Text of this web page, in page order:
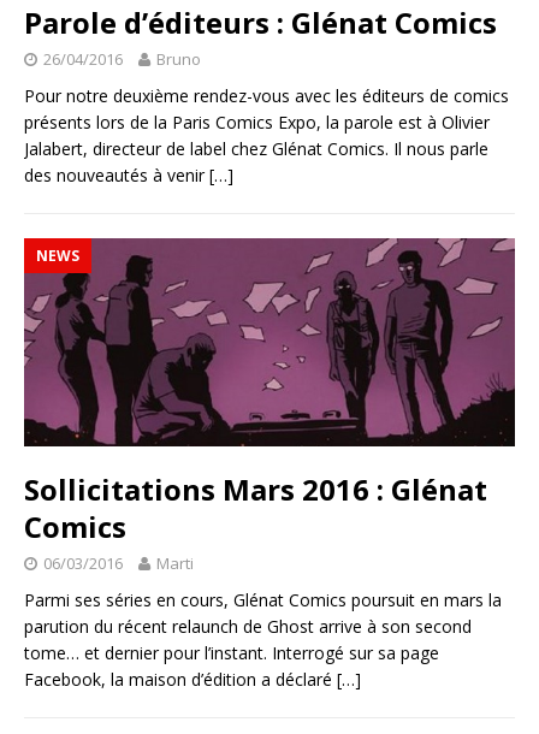
Parole d’éditeurs : Glénat Comics
26/04/2016 Bruno
Pour notre deuxième rendez-vous avec les éditeurs de comics
présents lors de la Paris Comics Expo, la parole est à Olivier
Jalabert, directeur de label chez Glénat Comics. Il nous parle
des nouveautés à venir[…]
NEWS
Sollicitations Mars 2016 : Glénat
Comics
06/03/2016 Marti
Parmi ses séries en cours, Glénat Comics poursuit en mars la
parution du récent relaunch de Ghost arrive à son second
tome… et dernier pour l’instant. Interrogé sur sa page
Facebook, la maison d’édition a déclaré […]